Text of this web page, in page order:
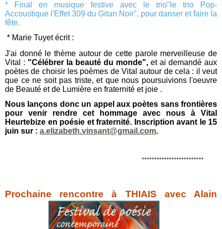
* Final en musique festive avec le trio"le trio Pop-
Accoustique l'Effet 309 du Gitan Noir", pour danser et faire la
fête.
* Marie Tuyet écrit :
J'ai donné le thème autour de cette parole merveilleuse de
Vital : "Célébrer la beauté du monde", et ai demandé aux
poètes de choisir les poèmes de Vital autour de cela : il veut
que ce ne soit pas triste, et que nous poursuivions l'oeuvre
de Beauté et de Lumière en fraternité et joie .
Nous lançons donc un appel aux poètes sans frontières
pour venir rendre cet hommage avec nous à Vital
Heurtebize en poésie et fraternité. Inscription avant le 15
juin sur : a.elizabeth.vinsant@gmail.com.
*************************
Prochaine rencontre à THIAIS avec Alain